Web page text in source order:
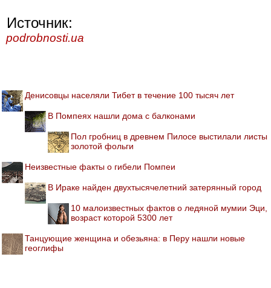
Источник:
podrobnosti.ua
Денисовцы населяли Тибет в течение 100 тысяч лет
В Помпеях нашли дома с балконами
Пол гробниц в древнем Пилосе выстилали листы
золотой фольги
Неизвестные факты о гибели Помпеи
В Ираке найден двухтысячелетний затерянный город
10 малоизвестных фактов о ледяной мумии Эци,
возраст которой 5300 лет
Танцующие женщина и обезьяна: в Перу нашли новые
геоглифы